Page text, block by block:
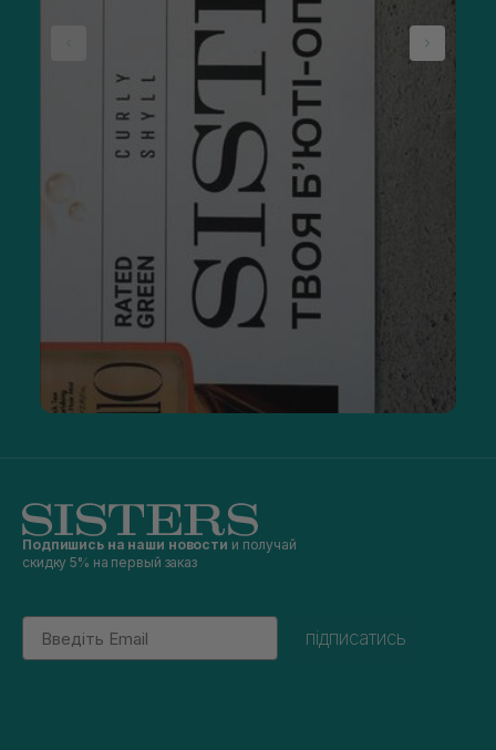
Подпишись на наши новости и получай
скидку 5% на первый заказ
Email
підписатись